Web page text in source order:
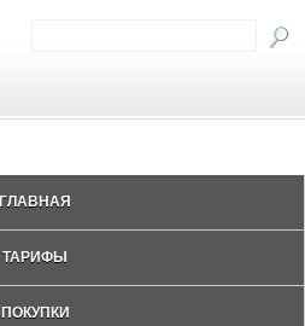
ГЛАВНАЯ
ТАРИФЫ
ПОКУПКИ